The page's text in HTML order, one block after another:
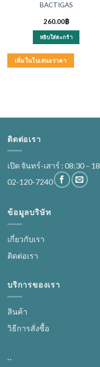
BACTIGAS
260.00฿
หยิบใส่ตะกร้า
เพิ่มในใบเสนอราคา
ติดต่อเรา
เปิด จันทร์-เสาร์ : 08:30 –
02-120-7240
ข้อมูลบริษัท
เกี่ยวกับเรา
ติดต่อเรา
บริการของเรา
สินค้า
วิธีการสั่งซื้อ